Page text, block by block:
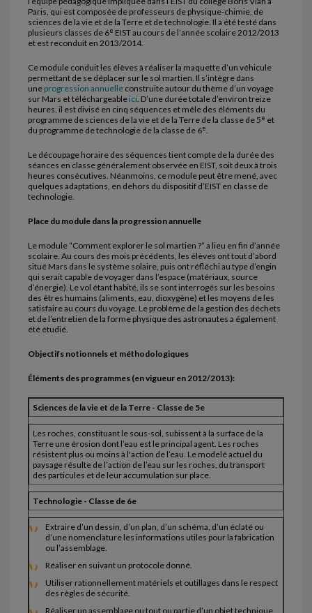
Paris, qui est composée de professeurs de physique-chimie, de
sciences de la vie et de la Terre et de technologie. Il a été testé dans
plusieurs classes de 6e EIST au cours de l’année scolaire 2012/2013
et est reconduit en 2013/2014.
Ce module conduit les élèves à réaliser la maquette d’un véhicule
permettant de se déplacer sur le sol martien. Il s’intègre dans
une progression annuelle construite autour du thème d’un voyage
sur Mars et téléchargeable ici. D’une durée totale d’environ treize
heures, il est divisé en cinq séquences et mêle des éléments du
programme de sciences de la vie et de la Terre de la classe de 5e et
du programme de technologie de la classe de 6e.
Le découpage horaire des séquences tient compte de la durée des
séances en classe généralement observée en EIST, soit deux à trois
heures consécutives. Néanmoins, ce module peut être mené, avec
quelques adaptations, en dehors du dispositif d’EIST en classe de
technologie.
Place du module dans la progression annuelle
Le module “Comment explorer le sol martien ?” a lieu en fin d’année
scolaire. Au cours des mois précédents, les élèves ont tout d’abord
situé Mars dans le système solaire, puis ont réfléchi au type d’engin
qui serait capable de voyager dans l’espace (matériaux, source
d’énergie). Le vol étant habité, ils se sont interrogés sur les besoins
des êtres humains (aliments, eau, dioxygène) et les moyens de les
satisfaire au cours du voyage. Le problème de la gestion des déchets
et de l’entretien de la forme physique des astronautes a également
été étudié.
Objectifs notionnels et méthodologiques
Éléments des programmes (en vigueur en 2012/2013):
Sciences de la vie et de la Terre - Classe de 5e
Les roches, constituant le sous-sol, subissent à la surface de la
Terre une érosion dont l’eau est le principal agent. Les roches
résistent plus ou moins à l'action de l’eau. Le modelé actuel du
paysage résulte de l’action de l’eau sur les roches, du transport
des particules et de leur accumulation sur place.
Technologie - Classe de 6e
Extraire d’un dessin, d’un plan, d’un schéma, d’un éclaté ou
d’une nomenclature les informations utiles pour la fabrication
ou l’assemblage.
Réaliser en suivant un protocole donné.
Utiliser rationnellement matériels et outillages dans le respect
des règles de sécurité.
Réaliser un assemblage ou tout ou partie d’un objet technique